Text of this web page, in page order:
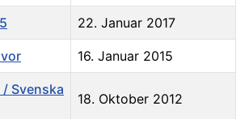
22. Januar 2017
16. Januar 2015
Svenska
18. Oktober 2012